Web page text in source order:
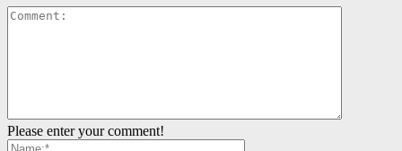
Please enter your comment!